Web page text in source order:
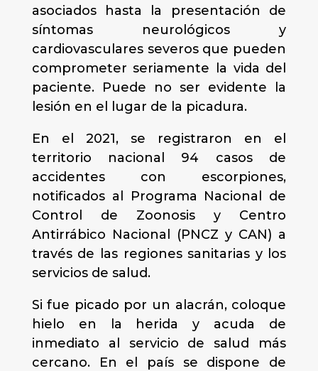
asociados hasta la presentación de
síntomas neurológicos y
cardiovasculares severos que pueden
comprometer seriamente la vida del
paciente. Puede no ser evidente la
lesión en el lugar de la picadura.
En el 2021, se registraron en el
territorio nacional 94 casos de
accidentes con escorpiones,
notificados al Programa Nacional de
Control de Zoonosis y Centro
Antirrábico Nacional (PNCZ y CAN) a
través de
las regiones sanitarias y los
servicios de salud.
Si fue picado por un alacrán, coloque
hielo en la herida y acuda de
inmediato al servicio de salud más
cercano. En el país se dispone de